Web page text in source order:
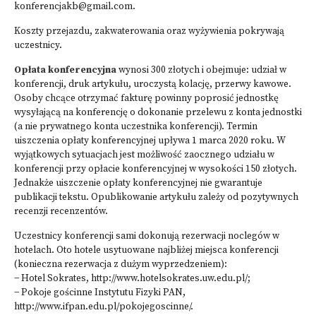
konferencjakb@gmail.com.
Koszty przejazdu, zakwaterowania oraz wyżywienia pokrywają
uczestnicy.
Opłata konferencyjnawynosi 300 złotych i obejmuje: udział w
konferencji, druk artykułu, uroczystą kolację, przerwy kawowe.
Osoby chcące otrzymać fakturę powinny poprosić jednostkę
wysyłającą na konferencję o dokonanie przelewu z konta jednostki
(a nie prywatnego konta uczestnika konferencji). Termin
uiszczenia opłaty konferencyjnej upływa 1 marca 2020 roku. W
wyjątkowych sytuacjach jest możliwość zaocznego udziału w
konferencji przy opłacie konferencyjnej w wysokości 150 złotych.
Jednakże uiszczenie opłaty konferencyjnej nie gwarantuje
publikacji tekstu. Opublikowanie artykułu zależy od pozytywnych
recenzji recenzentów.
Uczestnicy konferencji sami dokonują rezerwacji noclegów w
hotelach. Oto hotele usytuowane najbliżej miejsca konferencji
(konieczna rezerwacja z dużym wyprzedzeniem):
− Hotel Sokrates, http://www.hotelsokrates.uw.edu.pl/;
− Pokoje gościnne Instytutu Fizyki PAN,
http://www.ifpan.edu.pl/pokojegoscinne/.